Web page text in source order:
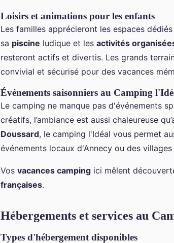
Loisirs et animations pour les enfants
Les familles apprécieront les espaces dédiés
sa piscine ludique et les activités
resteront actifs et divertis. Les grands
convivial et sécurisé pour des vacances
Événements saisonniers au Camping
Le camping ne manque pas d'événements
créatifs, l’ambiance est aussi chaleureuse
Doussard, le camping l'Idéal vous permet
événements locaux d'Annecy ou des
Vos vacances camping ici mêlent
françaises.
Hébergements et services au
Types d'hébergement disponibles